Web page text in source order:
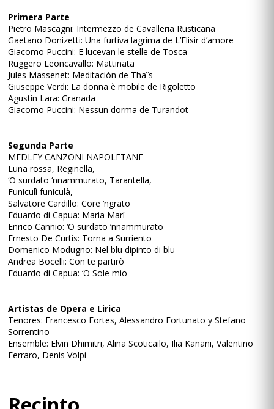
Primera Parte
Pietro Mascagni: Intermezzo de Cavalleria Rusticana
Gaetano Donizetti: Una furtiva lagrima de L’Elisir d’amore
Giacomo Puccini: E lucevan le stelle de Tosca
Ruggero Leoncavallo: Mattinata
Jules Massenet: Meditación de Thaïs
Giuseppe Verdi: La donna è mobile de Rigoletto
Agustín Lara: Granada
Giacomo Puccini: Nessun dorma de Turandot
Segunda Parte
MEDLEY CANZONI NAPOLETANE
Luna rossa, Reginella,
‘O surdato ‘nnammurato, Tarantella,
Funiculì funiculà,
Salvatore Cardillo: Core ‘ngrato
Eduardo di Capua: Maria Marì
Enrico Cannio: ‘O surdato ‘nnammurato
Ernesto De Curtis: Torna a Surriento
Domenico Modugno: Nel blu dipinto di blu
Andrea Bocelli: Con te partirò
Eduardo di Capua: ‘O Sole mio
Artistas de Opera e Lirica
Tenores: Francesco Fortes, Alessandro Fortunato y Stefano
Sorrentino
Ensemble: Elvin Dhimitri, Alina Scoticailo, Ilia Kanani, Valentino
Ferraro, Denis Volpi